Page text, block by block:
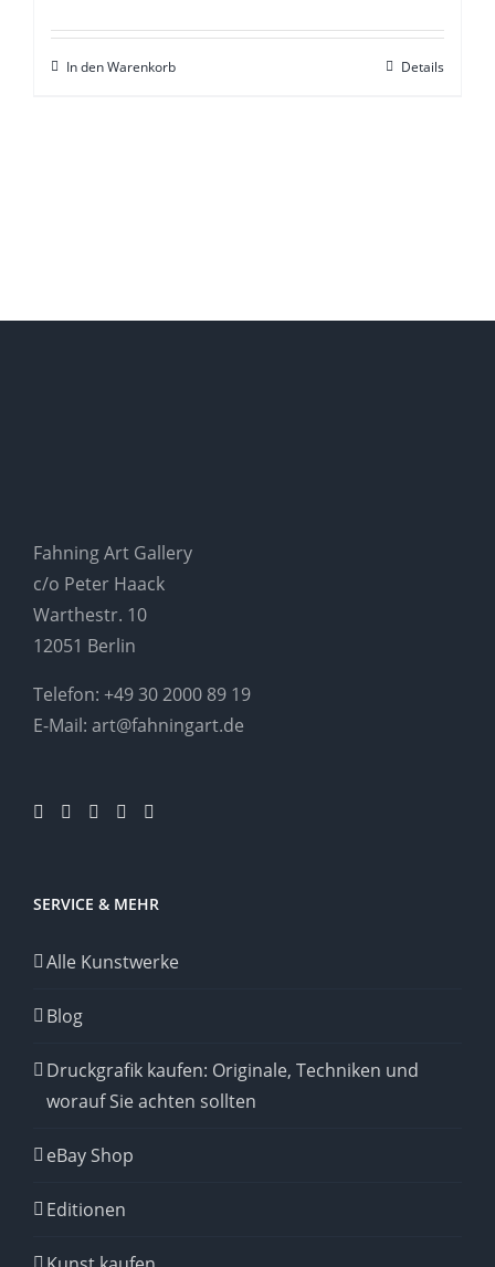
In den Warenkorb Details
Fahning Art Gallery
c/o Peter Haack
Warthestr. 10
12051 Berlin
Telefon: +49 30 2000 89 19
E-Mail: art@fahningart.de
SERVICE & MEHR
Alle Kunstwerke
Blog
Druckgrafik kaufen: Originale, Techniken und
worauf Sie achten sollten
eBay Shop
Editionen